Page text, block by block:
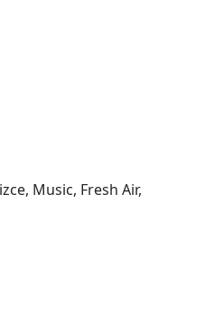
Music, Fresh Air,